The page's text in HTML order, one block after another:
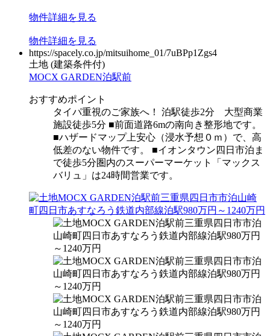
物件詳細を見る
物件詳細を見る
https://spacely.co.jp/mitsuihome_01/7uBPp1Zgs4
土地 (建築条件付)
MOCX GARDEN泊駅前
おすすめポイント
タイパ重視のご家族へ！ 泊駅徒歩2分 大型商業
施設徒歩5分 ■前面道路6mの南向き整形地です。
■ハザードマップ上安心（浸水予想０ｍ）で、高
低差のない物件です。 ■イオンタウン四日市泊ま
で徒歩5分圏内のスーパーマーケット「マックス
バリュ」は24時間営業です。